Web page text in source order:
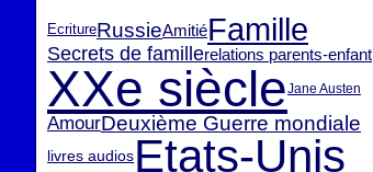
EcritureRussieAmitiéFamille
Secrets de famillerelations parents-enfant
XXe siècleJane Austen
AmourDeuxième Guerre mondiale
livres audiosEtats-Unis